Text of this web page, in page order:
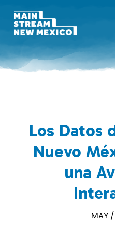
Los Datos
Nuevo
una
MAY